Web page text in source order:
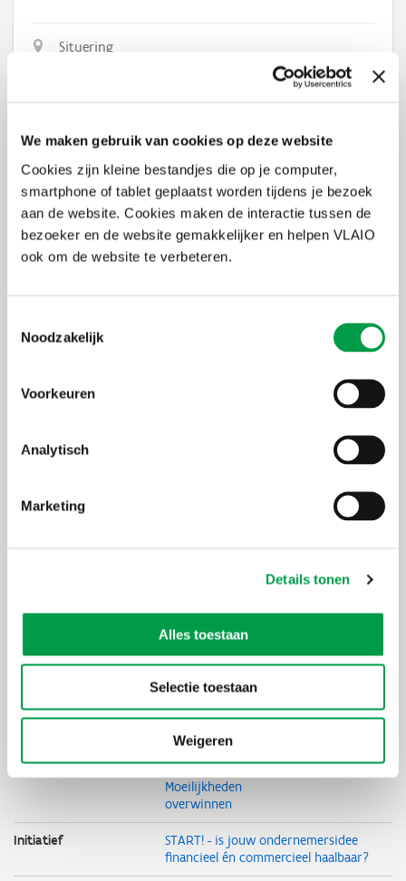
We maken gebruik van cookies op deze website
Cookies zijn kleine bestandjes die op je computer,
smartphone of tablet geplaatst worden tijdens je bezoek
aan de website. Cookies maken de interactie tussen de
bezoeker en de website gemakkelijker en helpen VLAIO
ook om de website te verbeteren.
Noodzakelijk
Voorkeuren
Analytisch
Marketing
Details tonen
Alles toestaan
Selectie toestaan
Weigeren
Situering
Schrijf je hier in!
Je komt alles te weten over de begeleidingen en opleidingen via
Labo: traject van maximaal 18 maanden
Waarom starterslabo?
Persoonlijke en ongedwongen aanpak
Persoonlijke individuele coaching & advies
Realistische check van je slaagkansen
Onderneming
Student
Starter
Financieel
plan
Duurzaam
ondernemen
Moeilijkheden
overwinnen
Initiatief
START! - is jouw ondernemersidee
financieel én commercieel haalbaar?